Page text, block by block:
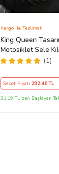
King Queen
Motosiklet Sele
Koltuk Brandası(1)
Kargo ile Teslimat
Sepet Fiyatı 292,46 TL
31,19 TL'den Başlayan